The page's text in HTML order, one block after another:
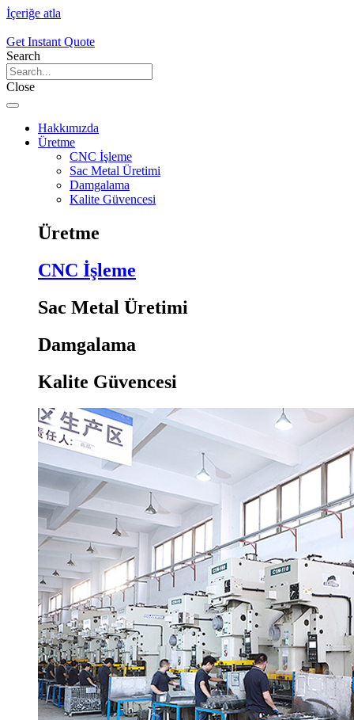
İçeriğe atla
Get Instant Quote
Search
Close
Hakkımızda
Üretme
CNC İşleme
Sac Metal Üretimi
Damgalama
Kalite Güvencesi
Üretme
CNC İşleme
Sac Metal Üretimi
Damgalama
Kalite Güvencesi